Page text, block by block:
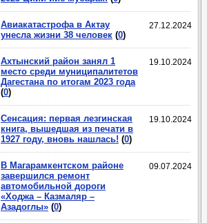
27.12.2024
Авиакатастрофа в Актау
унесла жизни 38 человек (0)
19.10.2024
Ахтынский район занял 1
место среди муниципалитетов
Дагестана по итогам 2023 года
(0)
19.10.2024
Сенсация: первая лезгинская
книга, вышедшая из печати в
1927 году, вновь нашлась! (0)
09.07.2024
В Магарамкентском районе
завершился ремонт
автомобильной дороги
«Ходжа – Казмаляр –
Азадоглы» (0)